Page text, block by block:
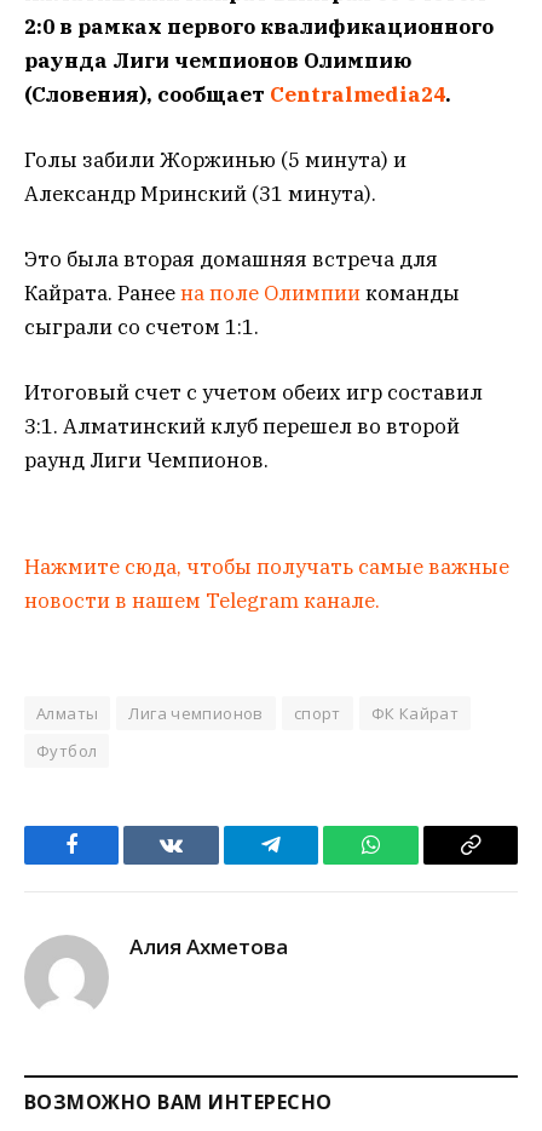
2:0 в рамках первого квалификационного
раунда Лиги чемпионов Олимпию
(Словения), сообщает Centralmedia24.
Голы забили Жоржинью (5 минута) и
Александр Мринский (31 минута).
Это была вторая домашняя встреча для
Кайрата. Ранеена поле Олимпиикоманды
сыграли со счетом 1:1.
Итоговый счет с учетом обеих игр составил
3:1. Алматинский клуб перешел во второй
раунд Лиги Чемпионов.
Нажмите сюда, чтобы получать самые важные
новости в нашем Telegram канале.
Алматы Лига чемпионов спорт
ФК Кайрат
Футбол
Facebook VKontakteTelegram WhatsApp Copy
Алия Ахметова
ВОЗМОЖНО ВАМ ИНТЕРЕСНО